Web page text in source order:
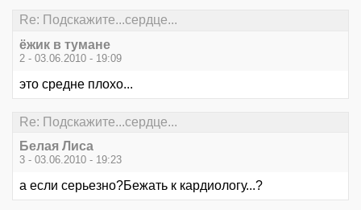
Re: Подскажите...сердце...
ёжик в тумане
2 - 03.06.2010 - 19:09
это средне плохо...
Re: Подскажите...сердце...
Белая Лиса
3 - 03.06.2010 - 19:23
а если серьезно?Бежать к кардиологу...?